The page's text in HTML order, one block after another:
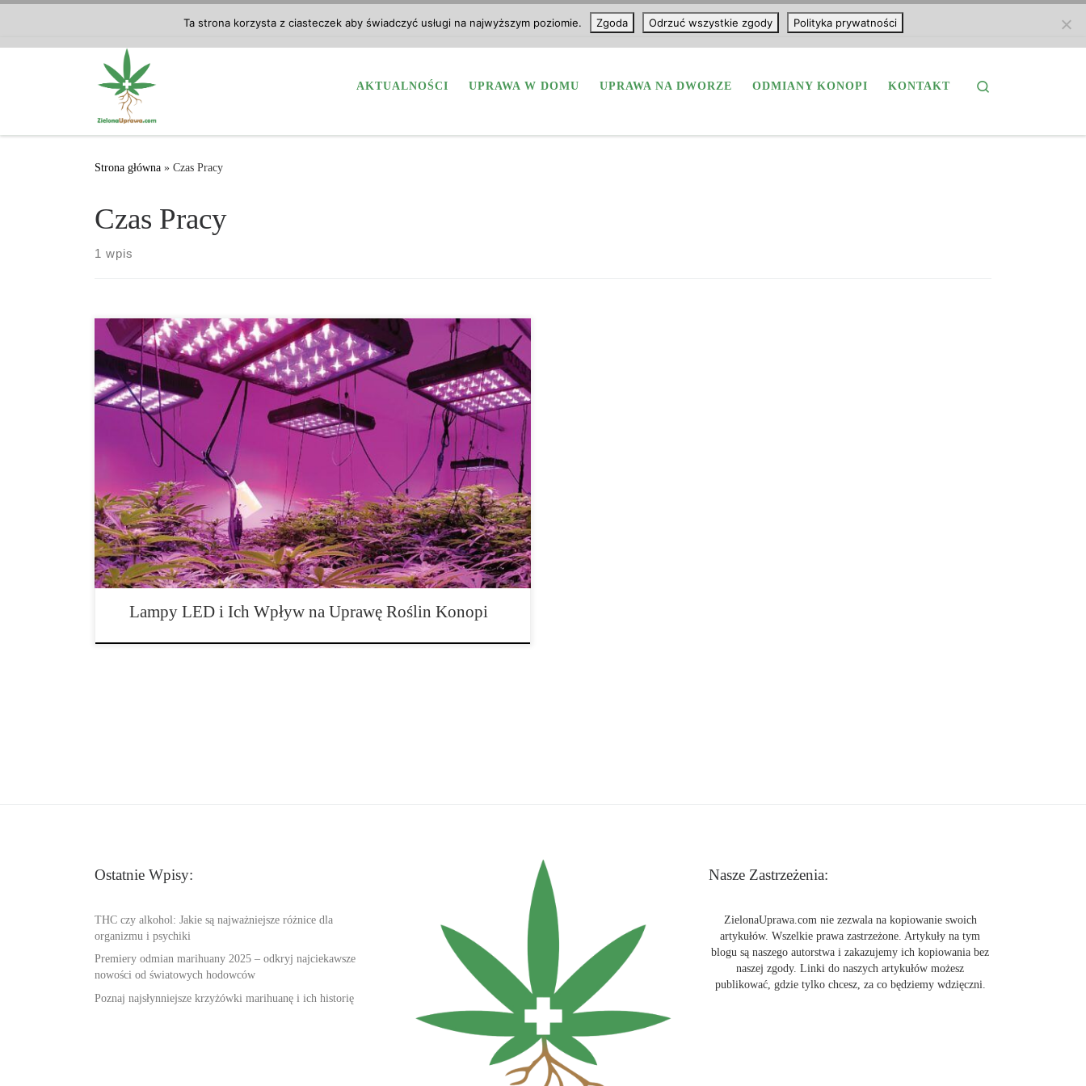
AKTUALNOŚCI UPRAWA W DOMU UPRAWA NA DWORZE ODMIANY KONOPI KONTAKT
Strona główna » Czas Pracy
Czas Pracy
1 wpis
Uprawa konopi w kontrolowanych warunkach wewnętrznych staje się coraz częściej
spotykana, a technologia LED odgrywa w tym procesie kluczową rolę. Lampy LED
zapewniają szereg korzyści, które przekładają się na zdrowsze rośliny, większe plony i
oszczędności energetyczne. Technologia LED w uprawach – co warto wiedzieć?
Technologia LED została wynaleziona w latach […]
Lampy LED i Ich Wpływ na Uprawę Roślin Konopi
Ostatnie Wpisy:
THC czy alkohol: Jakie są najważniejsze różnice dla
organizmu i psychiki
Premiery odmian marihuany 2025 – odkryj najciekawsze
nowości od światowych hodowców
Poznaj najsłynniejsze krzyżówki marihuanę i ich historię
Nasze Zastrzeżenia:
ZielonaUprawa.com nie zezwala na kopiowanie swoich
artykułów. Wszelkie prawa zastrzeżone. Artykuły na tym
blogu są naszego autorstwa i zakazujemy ich kopiowania bez
naszej zgody. Linki do naszych artykułów możesz
publikować, gdzie tylko chcesz, za co będziemy wdzięczni.
Ta strona korzysta z ciasteczek aby świadczyć usługi na najwyższym poziomie. Zgoda Odrzuć wszystkie zgody Polityka prywatności